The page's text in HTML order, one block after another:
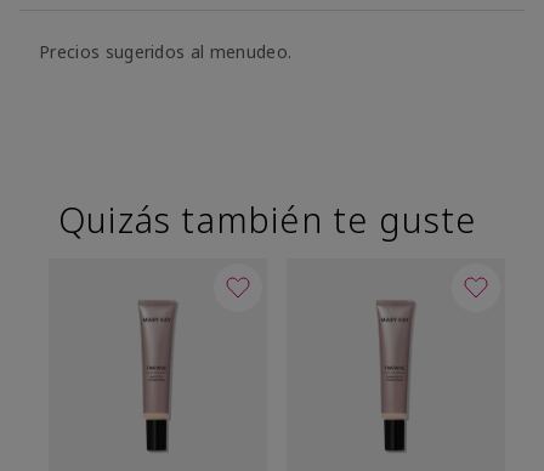
Precios sugeridos al menudeo.
Quizás también te guste